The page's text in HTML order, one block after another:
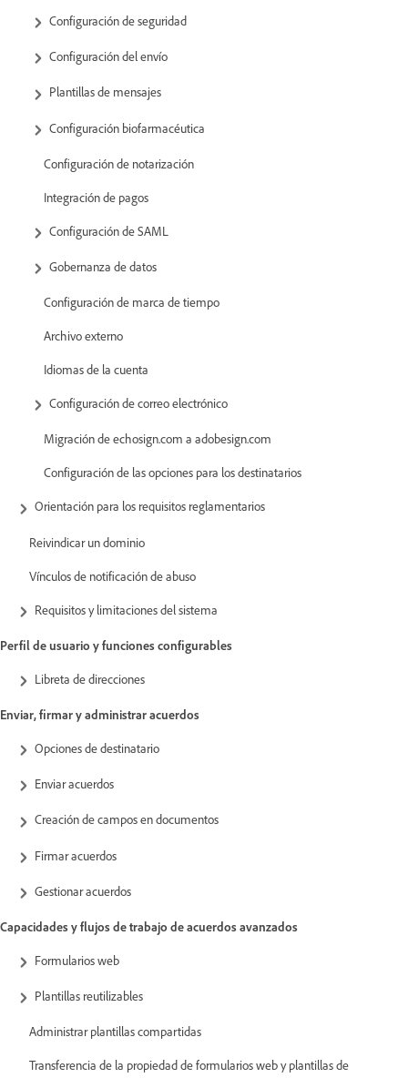
Configuración de seguridad
Configuración del envío
Plantillas de mensajes
Configuración biofarmacéutica
Configuración de notarización
Integración de pagos
Configuración de SAML
Gobernanza de datos
Configuración de marca de tiempo
Archivo externo
Idiomas de la cuenta
Configuración de correo electrónico
Migración de echosign.com a adobesign.com
Configuración de las opciones para los destinatarios
Orientación para los requisitos reglamentarios
Reivindicar un dominio
Vínculos de notificación de abuso
Requisitos y limitaciones del sistema
Perfil de usuario y funciones configurables
Libreta de direcciones
Enviar, firmar y administrar acuerdos
Opciones de destinatario
Enviar acuerdos
Creación de campos en documentos
Firmar acuerdos
Gestionar acuerdos
Capacidades y flujos de trabajo de acuerdos avanzados
Formularios web
Plantillas reutilizables
Administrar plantillas compartidas
Transferencia de la propiedad de formularios web y plantillas de